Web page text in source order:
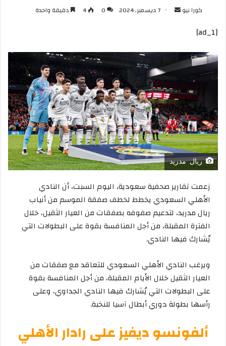
كورا نيو
أرسل 7 ديسمبر، 2024 0
4 دقيقة واحدة
[ad_1]
ريال مدريد
زعمت تقارير صحفية سعودية، اليوم السبت، أن النادي
الأهلي السعودي يخطط لخطف صفقة الموسم من أنياب
ريال مدريد، لتدعيم صفوفه بصفقات من العيار الثقيل، خلال
الفترة المقبلة، من أجل المنافسة بقوة على البطولات التي
يُشارك فيها النادي.
ويرغب النادي الأهلي السعودي للتعاقد مع صفقات من
العيار الثقيل خلال الأيام المقبلة، من أجل المنافسة بقوة
على البطولات التي يُشارك فيها النادي الجداوي، وعلى
رأسها بطولة دوري أبطال آسيا للنخبة.
ألفونسو ديفيز على رادار الأهلي